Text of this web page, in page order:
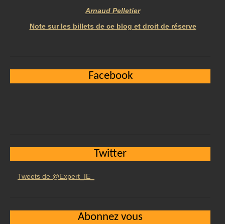
Arnaud Pelletier
Note sur les billets de ce blog et droit de réserve
Facebook
Twitter
Tweets de @Expert_IE_
Abonnez vous